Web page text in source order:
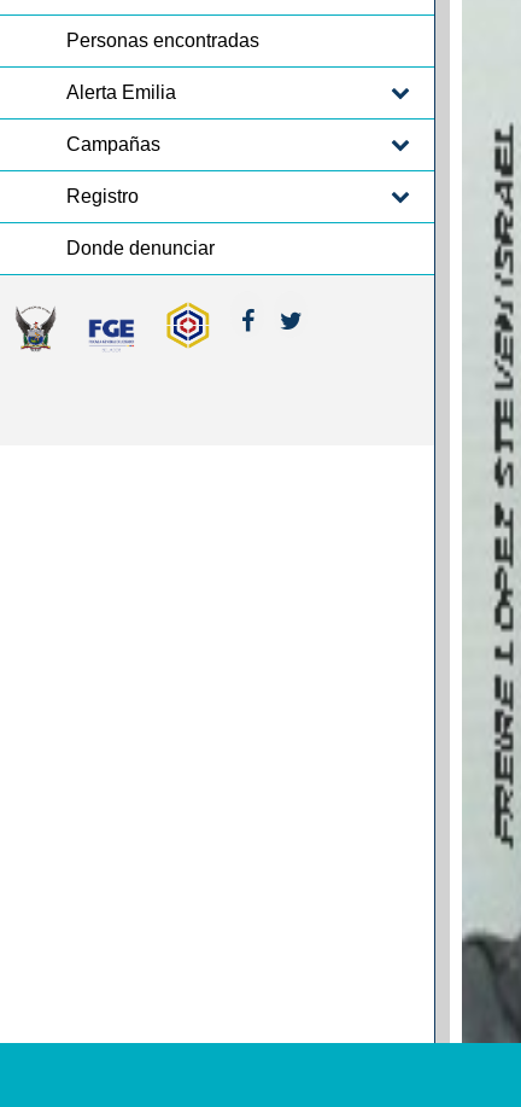
Personas encontradas
Alerta Emilia
Campañas
Registro
Donde denunciar